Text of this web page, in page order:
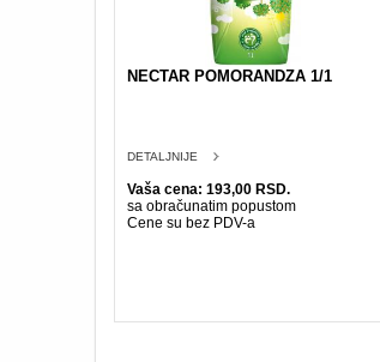
NECTAR POMORANDZA 1/1
DETALJNIJE
Vaša cena: 193,00 RSD.
sa obračunatim popustom
Cene su bez PDV-a